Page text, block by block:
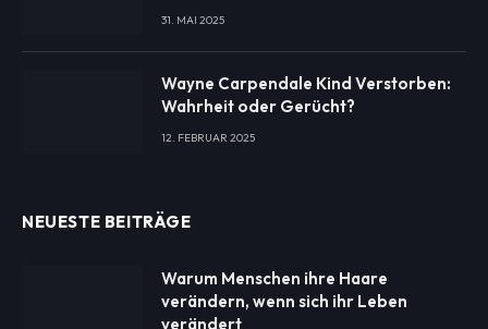
31. MAI 2025
Wayne Carpendale Kind Verstorben:
Wahrheit oder Gerücht?
12. FEBRUAR 2025
NEUESTE BEITRÄGE
Warum Menschen ihre Haare
verändern, wenn sich ihr Leben
verändert